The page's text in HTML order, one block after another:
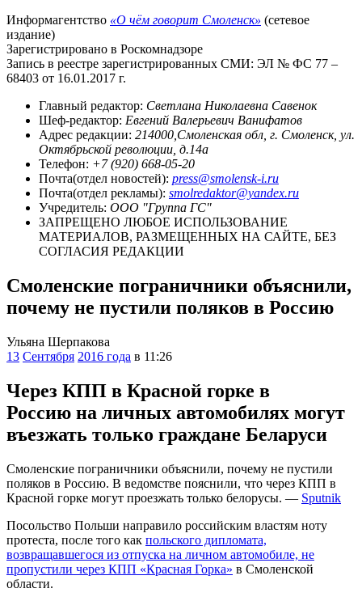
Информагентство «О чём говорит Смоленск» (сетевое
издание)
Зарегистрировано в Роскомнадзоре
Запись в реестре зарегистрированных СМИ: ЭЛ № ФС 77 –
68403 от 16.01.2017 г.
Главный редактор: Светлана Николаевна Савенок
Шеф-редактор: Евгений Валерьевич Ванифатов
Адрес редакции: 214000,Смоленская обл, г. Смоленск, ул.
Октябрьской революции, д.14а
Телефон: +7 (920) 668-05-20
Почта(отдел новостей): press@smolensk-i.ru
Почта(отдел рекламы): smolredaktor@yandex.ru
Учредитель: ООО "Группа ГС"
ЗАПРЕЩЕНО ЛЮБОЕ ИСПОЛЬЗОВАНИЕ
МАТЕРИАЛОВ, РАЗМЕЩЕННЫХ НА САЙТЕ, БЕЗ
СОГЛАСИЯ РЕДАКЦИИ
Смоленские пограничники объяснили,
почему не пустили поляков в Россию
Ульяна Шерпакова
13 Сентября 2016 года в 11:26
Через КПП в Красной горке в
Россию на личных автомобилях могут
въезжать только граждане Беларуси
Смоленские пограничники объяснили, почему не пустили
поляков в Россию. В ведомстве пояснили, что через КПП в
Красной горке могут проезжать только белорусы. — Sputnik
Посольство Польши направило российским властям ноту
протеста, после того как польского дипломата,
возвращавшегося из отпуска на личном автомобиле, не
пропустили через КПП «Красная Горка» в Смоленской
области.